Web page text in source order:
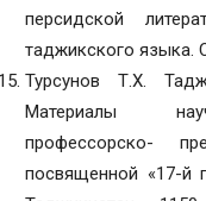
персидской
таджикского языка.
Турсунов Т.Х.
Материалы
профессорско-
посвященной «17-й